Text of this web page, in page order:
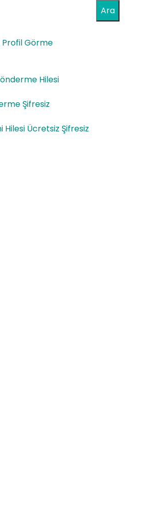
Ara
Görme
Hilesi
Şifresiz
Hilesi Ücretsiz Şifresiz